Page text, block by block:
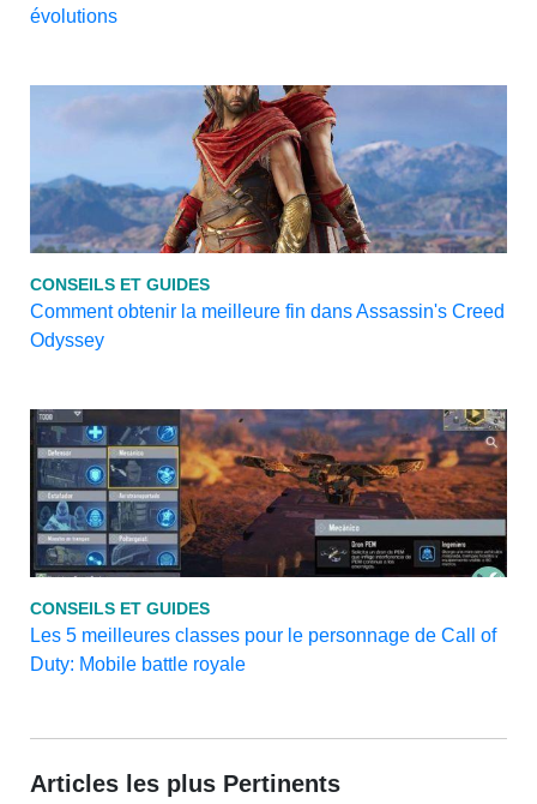
évolutions
CONSEILS ET GUIDES
Comment obtenir la meilleure fin dans Assassin's Creed
Odyssey
CONSEILS ET GUIDES
Les 5 meilleures classes pour le personnage de Call of
Duty: Mobile battle royale
Articles les plus Pertinents